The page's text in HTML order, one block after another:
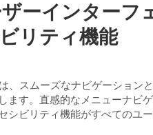
ーインターフ
リティ機能
、スムーズなナビゲーション
ます。直感的なメニューナビ
シビリティ機能がすべてのユ